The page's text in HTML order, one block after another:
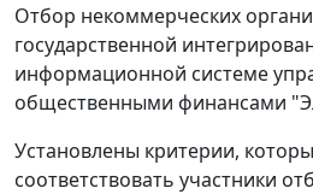
Отбор некоммерческих
государственной
информационной системе
общественными финансами
Установлены критерии,
соответствовать участники